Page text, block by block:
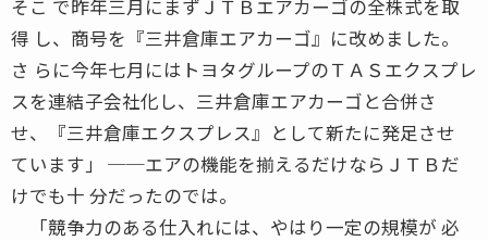
そこ で昨年三月にまずＪＴＢエアカーゴの全株式を取
得 し、商号を『三井倉庫エアカーゴ』に改めました。
さ らに今年七月にはトヨタグループのＴＡＳエクスプレ
スを連結子会社化し、三井倉庫エアカーゴと合併さ
せ、『三井倉庫エクスプレス』として新たに発足させ
ています」 ──エアの機能を揃えるだけならＪＴＢだ
けでも十 分だったのでは。
「競争力のある仕入れには、やはり一定の規模が 必